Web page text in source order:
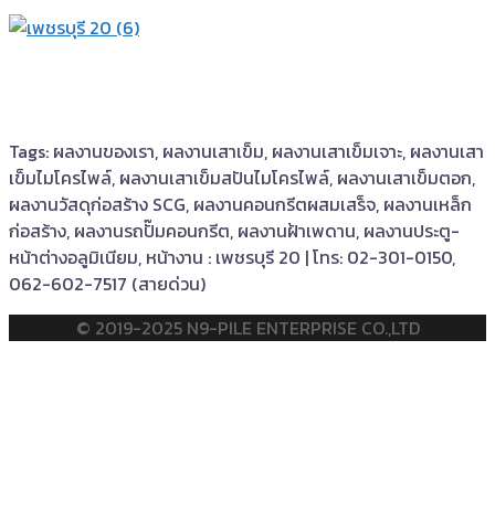
Tags: ผลงานของเรา, ผลงานเสาเข็ม, ผลงานเสาเข็มเจาะ, ผลงานเสา
เข็มไมโครไพล์, ผลงานเสาเข็มสปันไมโครไพล์, ผลงานเสาเข็มตอก,
ผลงานวัสดุก่อสร้าง SCG, ผลงานคอนกรีตผสมเสร็จ, ผลงานเหล็ก
ก่อสร้าง, ผลงานรถปั๊มคอนกรีต, ผลงานฝ้าเพดาน, ผลงานประตู-
หน้าต่างอลูมิเนียม, หน้างาน : เพชรบุรี 20 | โทร: 02-301-0150,
062-602-7517 (สายด่วน)
© 2019-2025 N9-PILE ENTERPRISE CO.,LTD